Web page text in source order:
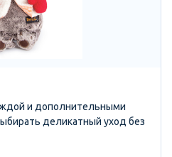
и дополнительными
деликатный уход без